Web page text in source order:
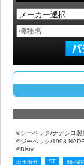
©ジーベック/ナデシコ製
©ジーベック/1998
©Bisty
出玉振分 ST 8個保